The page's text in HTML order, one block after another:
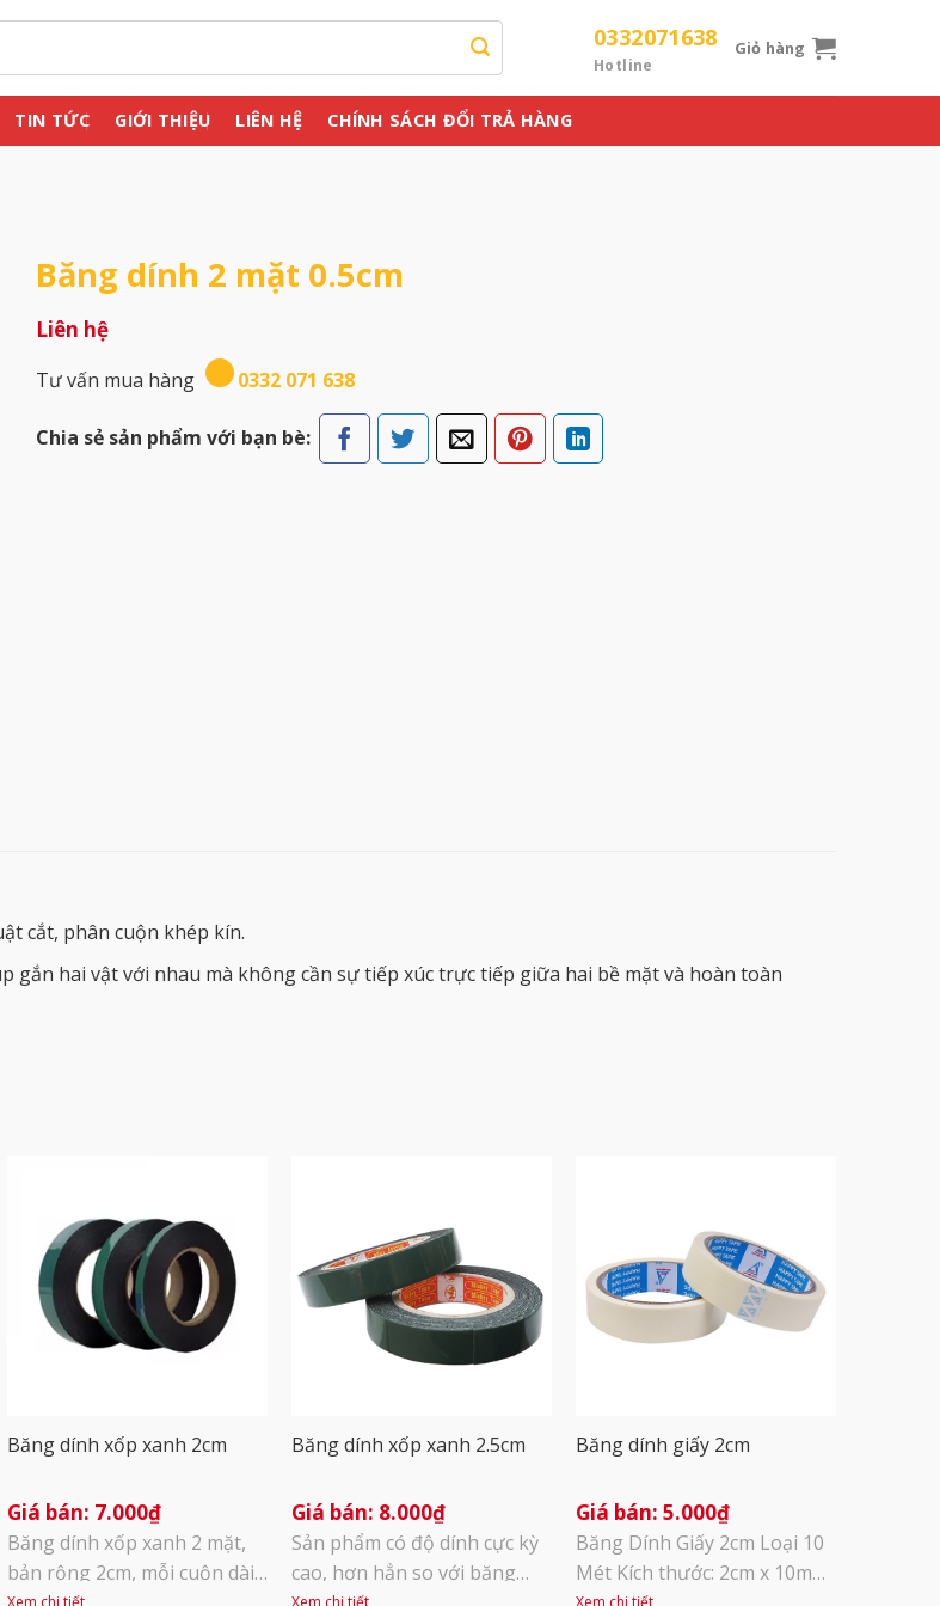
0332071638
Hotline
Giỏ hàng
TIN TỨC GIỚI THIỆU LIÊN HỆ CHÍNH SÁCH ĐỔI TRẢ HÀNG
Băng dính 2 mặt 0.5cm
Liên hệ
Tư vấn mua hàng 0332 071 638
Chia sẻ sản phẩm với bạn bè:
cắt, phân cuộn khép kín.
hai vật với nhau mà không cần sự tiếp xúc trực tiếp giữa hai bề mặt và hoàn toàn
Băng dính xốp xanh 2cm
7.000₫
Băng dính xốp xanh 2 mặt,
bản rộng 2cm, mỗi cuộn dài
Xem chi tiết
Băng dính xốp xanh 2.5cm
8.000₫
Sản phẩm có độ dính cực kỳ
cao, hơn hẳn so với băng
Xem chi tiết
Băng dính giấy 2cm
5.000₫
Băng Dính Giấy 2cm Loại 10
Mét Kích thước: 2cm x 10m
Xem chi tiết